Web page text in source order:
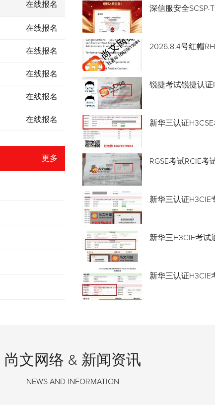
在线报名
在线报名
在线报名
在线报名
在线报名
在线报名
更多
深信服安全SCSP-
2026.8.4号红帽
锐捷考试锐捷认证
新华三认证
RGSE考试RCIE考
新华三认证H3CIE
新华三H3CIE考试
新华三认证H3CIE
尚文网络 & 新闻资讯
NEWS AND INFORMATION